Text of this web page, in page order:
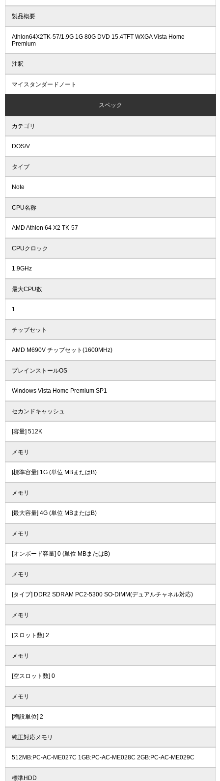
製品概要
Athlon64X2TK-57/1.9G 1G 80G DVD 15.4TFT WXGA Vista Home
Premium
注釈
マイスタンダードノート
スペック
カテゴリ
DOS/V
タイプ
Note
CPU名称
AMD Athlon 64 X2 TK-57
CPUクロック
1.9GHz
最大CPU数
1
チップセット
AMD M690V チップセット(1600MHz)
プレインストールOS
Windows Vista Home Premium SP1
セカンドキャッシュ
[容量] 512K
メモリ
[標準容量] 1G (単位 MBまたはB)
メモリ
[最大容量] 4G (単位 MBまたはB)
メモリ
[オンボード容量] 0 (単位 MBまたはB)
メモリ
[タイプ] DDR2 SDRAM PC2-5300 SO-DIMM(デュアルチャネル対応)
メモリ
[スロット数] 2
メモリ
[空スロット数] 0
メモリ
[増設単位] 2
純正対応メモリ
512MB:PC-AC-ME027C 1GB:PC-AC-ME028C 2GB:PC-AC-ME029C
標準HDD